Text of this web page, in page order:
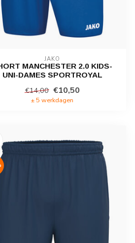
JAKO
MANCHESTER 2.0 KIDS-
UNI-DAMES SPORTROYAL
€14,00 €10,50
± 5 werkdagen